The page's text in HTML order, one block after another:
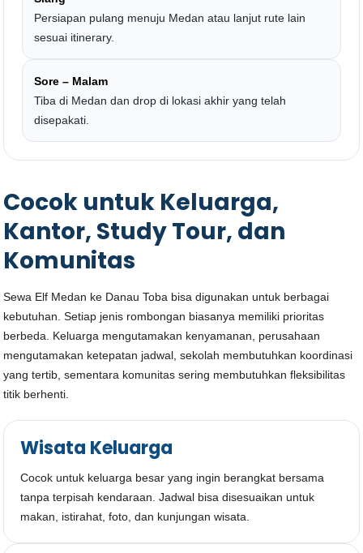
Persiapan pulang menuju Medan atau lanjut rute lain
sesuai itinerary.
Sore – Malam
Tiba di Medan dan drop di lokasi akhir yang telah
disepakati.
Cocok untuk Keluarga,
Kantor, Study Tour, dan
Komunitas
Sewa Elf Medan ke Danau Toba bisa digunakan untuk berbagai
kebutuhan. Setiap jenis rombongan biasanya memiliki prioritas
berbeda. Keluarga mengutamakan kenyamanan, perusahaan
mengutamakan ketepatan jadwal, sekolah membutuhkan koordinasi
yang tertib, sementara komunitas sering membutuhkan fleksibilitas
titik berhenti.
Wisata Keluarga
Cocok untuk keluarga besar yang ingin berangkat bersama
tanpa terpisah kendaraan. Jadwal bisa disesuaikan untuk
makan, istirahat, foto, dan kunjungan wisata.